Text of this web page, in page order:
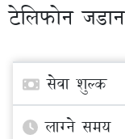
टेलिफाेन
सेवा शुल्क
लाग्ने समय